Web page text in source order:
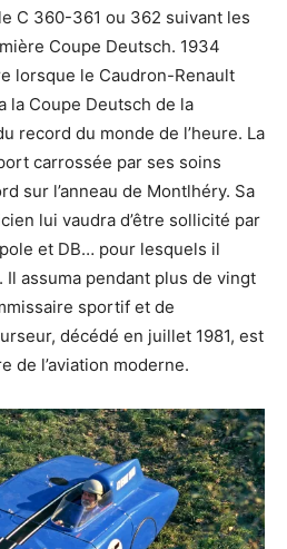
C 360-361 ou 362 suivant les
Coupe Deutsch. 1934
lorsque le Caudron-Renault
la Coupe Deutsch de la
record du monde de l’heure. La
carrossée par ses soins
sur l’anneau de Montlhéry. Sa
lui vaudra d’être sollicité par
et DB… pour lesquels il
assuma pendant plus de vingt
sportif et de
décédé en juillet 1981, est
de l’aviation moderne.